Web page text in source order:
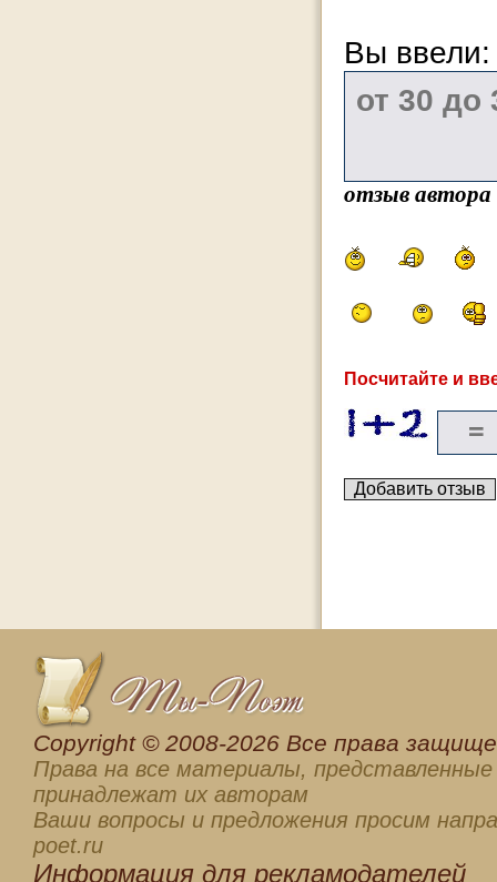
Вы
отзыв
Посчитайте и
Сopyright © 2008-2026 Все права
Права на все материалы, представленные
принадлежат их авторам
Ваши вопросы и предложения просим
poet.ru
Информация для рекламодателей